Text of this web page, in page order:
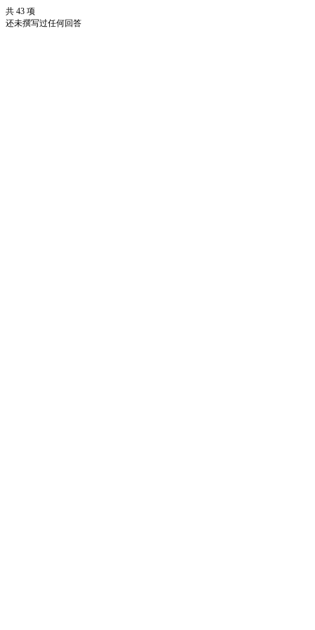
共 43 项
还未撰写过任何回答